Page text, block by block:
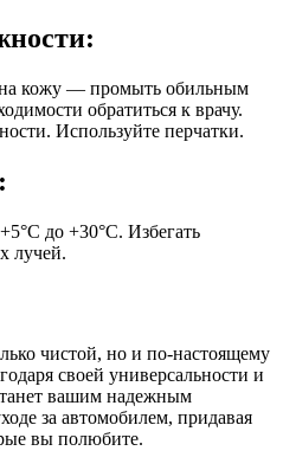
кожу — промыть обильным
обратиться к врачу.
Используйте перчатки.
до +30°C. Избегать
лучей.
чистой, но и по-настоящему
своей универсальности и
вашим надежным
за автомобилем, придавая
вы полюбите.